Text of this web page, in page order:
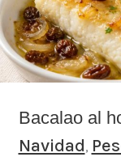
Bacalao al
Navidad,